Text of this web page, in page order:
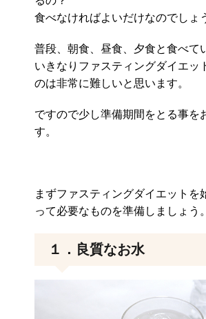
食べなければよいだけなのでしょ
普段、朝食、昼食、夕食と食べて
いきなりファスティングダイエッ
のは非常に難しいと思います。
ですので少し準備期間をとる事を
す。
まずファスティングダイエットを
って必要なものを準備しましょう。
１．良質なお水